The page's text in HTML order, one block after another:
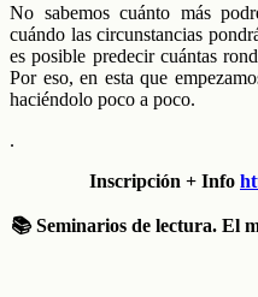
No sabemos cuánto más
cuándo las circunstancias
es posible predecir cuántas
Por eso, en esta que
haciéndolo poco a poco.
.
Inscripción + Info
📚 Seminarios de lectura. El